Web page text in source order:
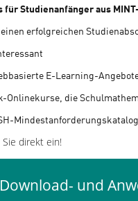
für Studienanfänger aus
erfolgreichen
E-Learning-
Onlinekurse, die
direkt ein!
und